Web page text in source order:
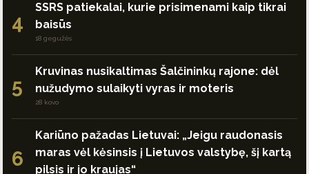
4
SSRS patiekalai, kurie prisimenami kaip tikrai
baisūs
18 gegužės
5
Kruvinas nusikaltimas Šalčininkų rajone: dėl
nužudymo sulaikyti vyras ir moteris
28 kovo
6
Kariūno pažadas Lietuvai: „Jeigu raudonasis
maras vėl kėsinsis į Lietuvos valstybę, šį kartą
pilsis ir jo kraujas“